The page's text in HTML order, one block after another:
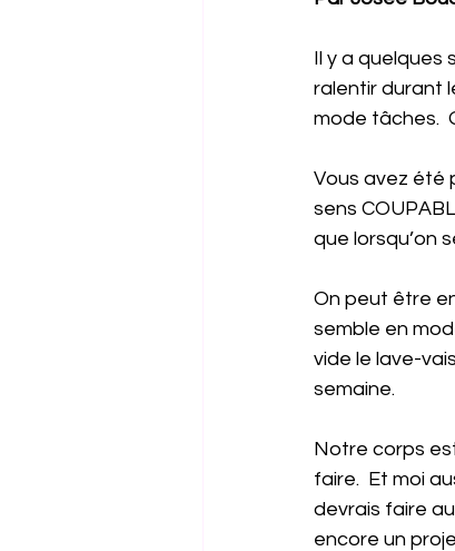
Il y a quelques
ralentir durant
mode tâches.
Vous avez été
sens
que lorsqu’on
On peut être
semble en
vide le lave-
semaine.
Notre corps
faire.  Et moi
devrais faire
encore un